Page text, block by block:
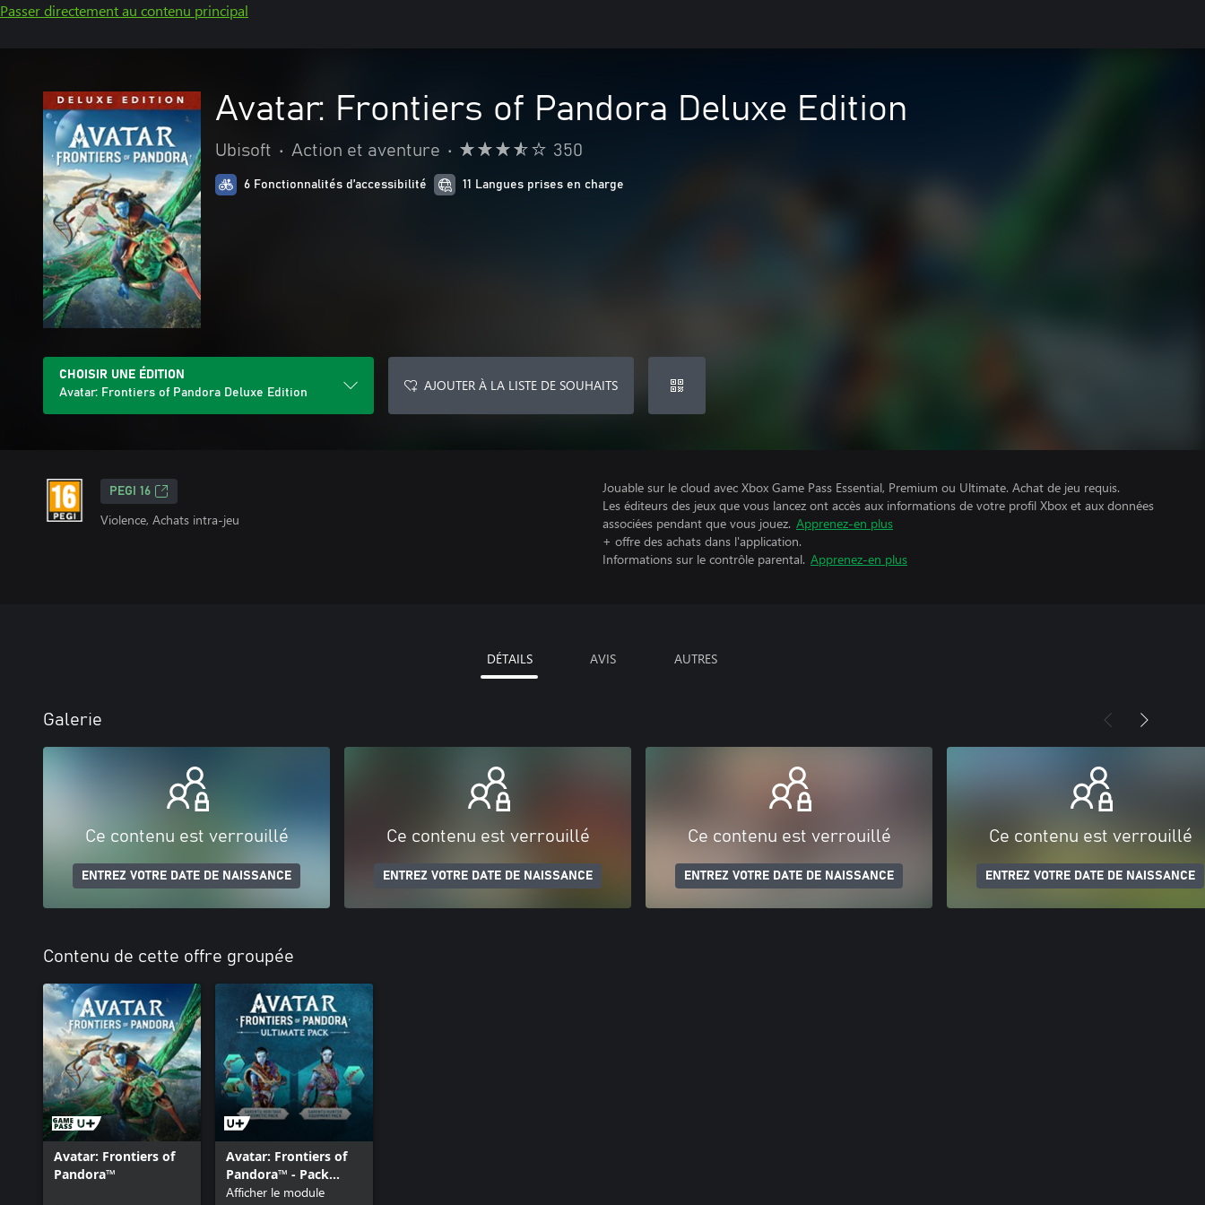
Passer directement au contenu principal
Avatar: Frontiers of Pandora Deluxe Edition
Ubisoft • Action et aventure • 350
6 Fonctionnalités d’accessibilité 11 Langues prises en charge
CHOISIR UNE ÉDITION
Avatar: Frontiers of Pandora Deluxe Edition
AJOUTER À LA LISTE DE SOUHAITS
PEGI 16
Violence, Achats intra-jeu
Jouable sur le cloud avec Xbox Game Pass Essential, Premium ou Ultimate. Achat de jeu requis.
Les éditeurs des jeux que vous lancez ont accès aux informations de votre profil Xbox et aux données
associées pendant que vous jouez. Apprenez-en plus
+ offre des achats dans l'application.
Informations sur le contrôle parental. Apprenez-en plus
DÉTAILS AVIS AUTRES
Galerie
Ce contenu est verrouillé
ENTREZ VOTRE DATE DE NAISSANCE
Ce contenu est verrouillé
ENTREZ VOTRE DATE DE NAISSANCE
Ce contenu est verrouillé
ENTREZ VOTRE DATE DE NAISSANCE
Ce contenu est verrouillé
ENTREZ VOTRE DATE DE NAISSANCE
Contenu de cette offre groupée
Avatar: Frontiers of
Pandora™
Avatar: Frontiers of
Pandora™ - Pack
Ultimate
Afficher le module